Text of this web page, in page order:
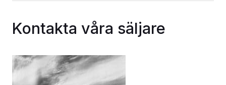
Kontakta våra säljare